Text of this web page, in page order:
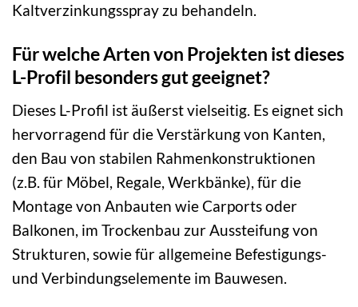
Kaltverzinkungsspray zu behandeln.
Für welche Arten von Projekten ist dieses
L-Profil besonders gut geeignet?
Dieses L-Profil ist äußerst vielseitig. Es eignet sich
hervorragend für die Verstärkung von Kanten,
den Bau von stabilen Rahmenkonstruktionen
(z.B. für Möbel, Regale, Werkbänke), für die
Montage von Anbauten wie Carports oder
Balkonen, im Trockenbau zur Aussteifung von
Strukturen, sowie für allgemeine Befestigungs-
und Verbindungselemente im Bauwesen.